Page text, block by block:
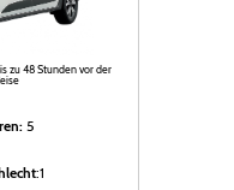
5
zu 48 Stunden vor der
:1